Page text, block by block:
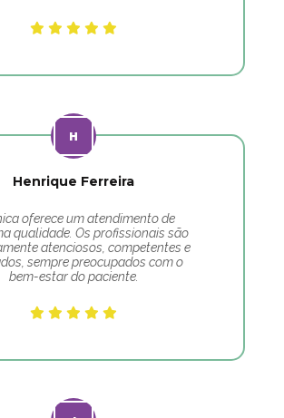
Henrique Ferreira
oferece um atendimento de
qualidade. Os profissionais são
atenciosos, competentes e
sempre preocupados com o
bem-estar do paciente.